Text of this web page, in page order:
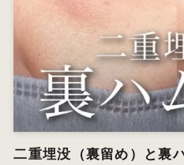
二重埋没（裏留め）と裏